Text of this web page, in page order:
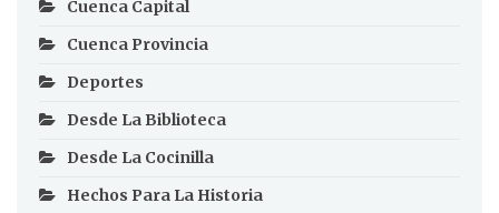
Cuenca Capital
Cuenca Provincia
Deportes
Desde La Biblioteca
Desde La Cocinilla
Hechos Para La Historia